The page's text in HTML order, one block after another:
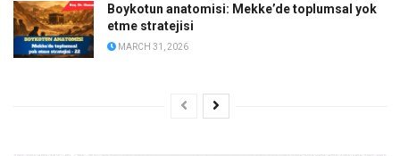
Boykotun anatomisi: Mekke’de toplumsal yok
etme stratejisi
MARCH 31, 2026